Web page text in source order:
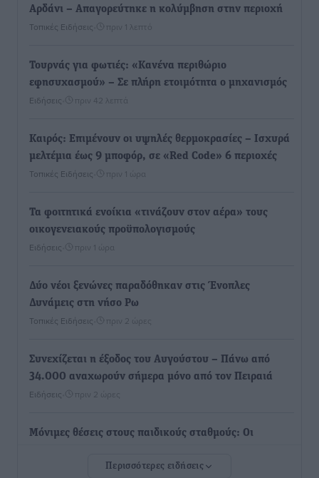
Αρδάνι – Απαγορεύτηκε η κολύμβηση στην περιοχή
Τοπικές Ειδήσεις πριν 1 λεπτό
Τουρνάς για φωτιές: «Κανένα περιθώριο
εφησυχασμού» – Σε πλήρη ετοιμότητα ο μηχανισμός
Ειδήσεις πριν 42 λεπτά
Καιρός: Επιμένουν οι υψηλές θερμοκρασίες – Ισχυρά
μελτέμια έως 9 μποφόρ, σε «Red Code» 6 περιοχές
Τοπικές Ειδήσεις πριν 1 ώρα
Τα φοιτητικά ενοίκια «τινάζουν στον αέρα» τους
οικογενειακούς προϋπολογισμούς
Ειδήσεις πριν 1 ώρα
Δύο νέοι ξενώνες παραδόθηκαν στις Ένοπλες
Δυνάμεις στη νήσο Ρω
Τοπικές Ειδήσεις πριν 2 ώρες
Συνεχίζεται η έξοδος του Αυγούστου – Πάνω από
34.000 αναχωρούν σήμερα μόνο από τον Πειραιά
Ειδήσεις πριν 2 ώρες
Μόνιμες θέσεις στους παιδικούς σταθμούς: Οι
για τους δήμουςΠερισσότερες ειδήσεις